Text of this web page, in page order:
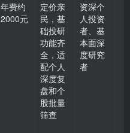
年费约
2000元
定价亲
民，基
础投研
功能齐
全，适
配个人
深度复
盘和个
股批量
筛查
资深个
人投资
者、基
本面深
度研究
者